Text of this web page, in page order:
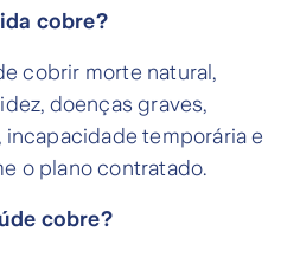
cobre?
cobrir morte natural,
doenças graves,
incapacidade temporária e
o plano contratado.
cobre?